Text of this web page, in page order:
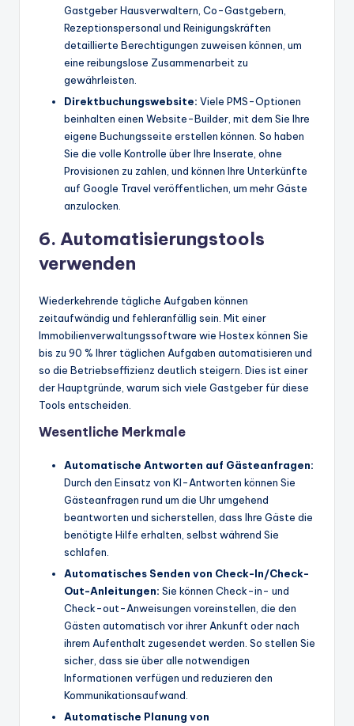
Gastgeber Hausverwaltern, Co-Gastgebern,
Rezeptionspersonal und Reinigungskräften
detaillierte Berechtigungen zuweisen können, um
eine reibungslose Zusammenarbeit zu
gewährleisten.
Direktbuchungswebsite: Viele PMS-Optionen
beinhalten einen Website-Builder, mit dem Sie Ihre
eigene Buchungsseite erstellen können. So haben
Sie die volle Kontrolle über Ihre Inserate, ohne
Provisionen zu zahlen, und können Ihre Unterkünfte
auf Google Travel veröffentlichen, um mehr Gäste
anzulocken.
6. Automatisierungstools
verwenden
Wiederkehrende tägliche Aufgaben können
zeitaufwändig und fehleranfällig sein. Mit einer
Immobilienverwaltungssoftware wie Hostex können Sie
bis zu 90 % Ihrer täglichen Aufgaben automatisieren und
so die Betriebseffizienz deutlich steigern. Dies ist einer
der Hauptgründe, warum sich viele Gastgeber für diese
Tools entscheiden.
Wesentliche Merkmale
Automatische Antworten auf Gästeanfragen:
Durch den Einsatz von KI-Antworten können Sie
Gästeanfragen rund um die Uhr umgehend
beantworten und sicherstellen, dass Ihre Gäste die
benötigte Hilfe erhalten, selbst während Sie
schlafen.
Automatisches Senden von Check-In/Check-
Out-Anleitungen: Sie können Check-in- und
Check-out-Anweisungen voreinstellen, die den
Gästen automatisch vor ihrer Ankunft oder nach
ihrem Aufenthalt zugesendet werden. So stellen Sie
sicher, dass sie über alle notwendigen
Informationen verfügen und reduzieren den
Kommunikationsaufwand.
Automatische Planung von